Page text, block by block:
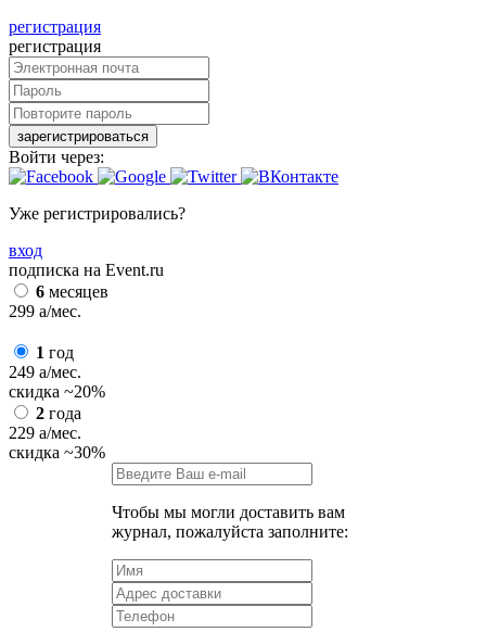
регистрация
регистрация
зарегистрироваться
Войти через:
Уже регистрировались?
вход
подписка на Event.ru
6 месяцев
299 a/мес.
1 год
249 a/мес.
скидка ~20%
2 года
229 a/мес.
скидка ~30%
Чтобы мы могли доставить вам
журнал, пожалуйста заполните: